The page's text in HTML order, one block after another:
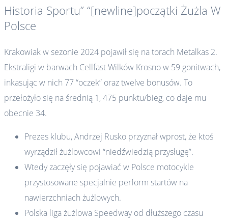
Historia Sportu” “[newline]początki Żużla W
Polsce
Krakowiak w sezonie 2024 pojawił się na torach Metalkas 2.
Ekstraligi w barwach Cellfast Wilków Krosno w 59 gonitwach,
inkasując w nich 77 “oczek” oraz twelve bonusów. To
przełożyło się na średnią 1, 475 punktu/bieg, co daje mu
obecnie 34.
Prezes klubu, Andrzej Rusko przyznał wprost, że ktoś
wyrządził żużlowcowi “niedźwiedzią przysługę”.
Wtedy zaczęły się pojawiać w Polsce motocykle
przystosowane specjalnie perform startów na
nawierzchniach żużlowych.
Polska liga żużlowa Speedway od dłuższego czasu